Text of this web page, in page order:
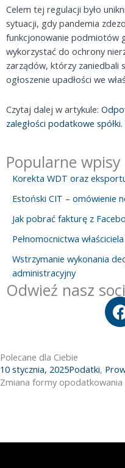
Celem tej regulacji było
sytuacji, gdy pandemia
funkcjonowanie podmiotów
wykorzystać do ochrony
zarządów, którzy zaniedbali
ogłoszenie upadłości we
Czytaj dalej w artykule:
zaległości podatkowe spółki.
Popularne wpisy
Korekta WDT oraz
Estoński CIT – omówienie
Jak pobrać fakturę z
Pełnomocnictwa
Wstrzymanie wykonania
administracyjny
Odwieź nasz
Polecane dla Ciebie
10 stycznia, 2025Podatki,
Zmiana formy